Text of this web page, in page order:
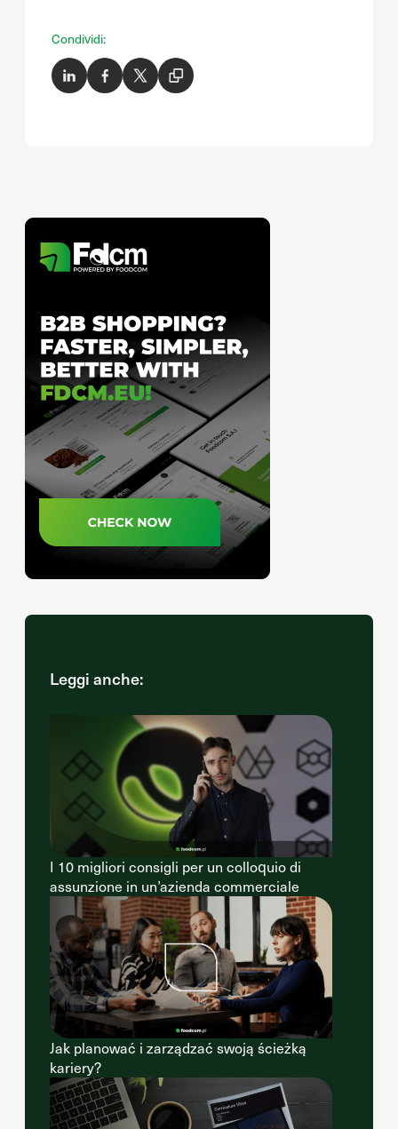
Condividi:
Leggi anche:
I 10 migliori consigli per un colloquio di
assunzione in un’azienda commerciale
Jak planować i zarządzać swoją ścieżką
kariery?